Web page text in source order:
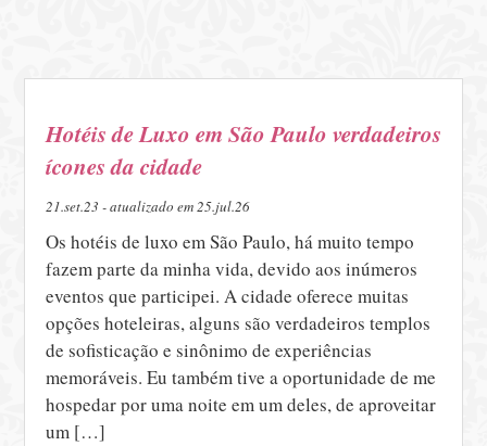
Hotéis de Luxo em São Paulo verdadeiros
ícones da cidade
21.set.23 - atualizado em 25.jul.26
Os hotéis de luxo em São Paulo, há muito tempo
fazem parte da minha vida, devido aos inúmeros
eventos que participei. A cidade oferece muitas
opções hoteleiras, alguns são verdadeiros templos
de sofisticação e sinônimo de experiências
memoráveis. Eu também tive a oportunidade de me
hospedar por uma noite em um deles, de aproveitar
um […]